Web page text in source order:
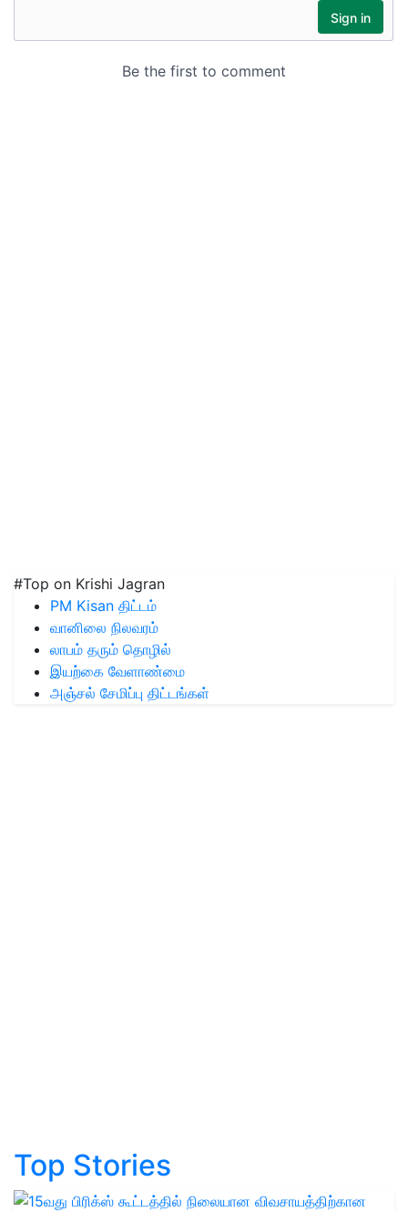
#Top on Krishi Jagran
PM Kisan திட்டம்
வானிலை நிலவரம்
லாபம் தரும் தொழில்
இயற்கை வேளாண்மை
அஞ்சல் சேமிப்பு திட்டங்கள்
Top Stories